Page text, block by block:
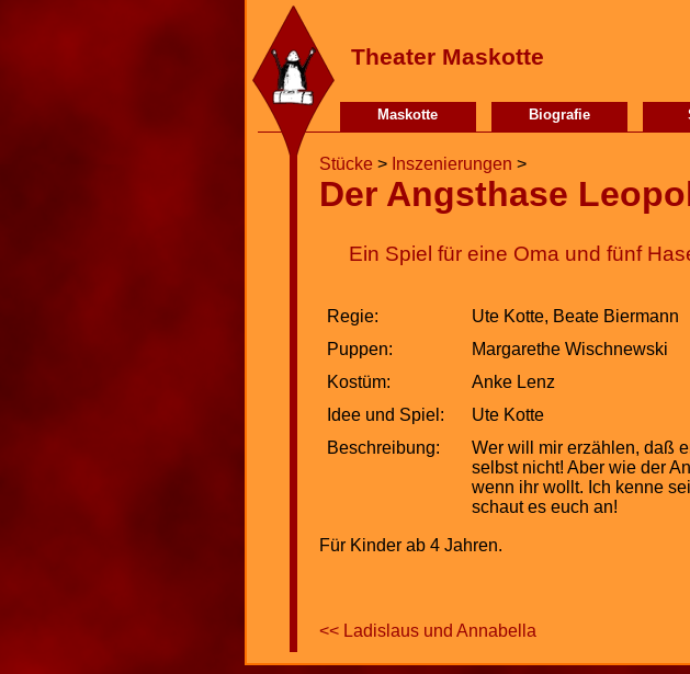
Theater Maskotte
Maskotte Biografie
Stücke> Inszenierungen >
Der Angsthase
Ein Spiel für eine Oma und fünf
Regie:
Ute Kotte, Beate Biermann
Puppen:
Margarethe Wischnewski
Kostüm:
Anke Lenz
Idee und Spiel:
Ute Kotte
Beschreibung:
Wer will mir erzählen, daß
selbst nicht! Aber wie der
wenn ihr wollt. Ich kenne
schaut es euch an!
Für Kinder ab 4 Jahren.
<< Ladislaus und Annabella